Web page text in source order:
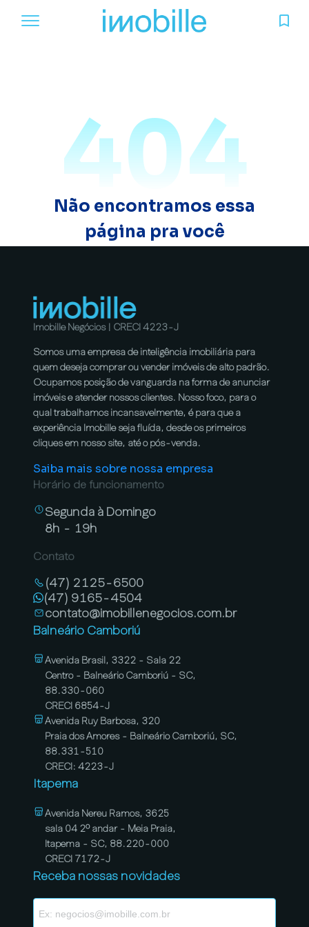
404
Não encontramos essa
página pra você
Imobille Negócios | CRECI 4223-J
Somos uma empresa de inteligência imobiliária para
quem deseja comprar ou vender imóveis de alto padrão.
Ocupamos posição de vanguarda na forma de anunciar
imóveis e atender nossos clientes. Nosso foco, para o
qual trabalhamos incansavelmente, é para que a
experiência Imobille seja fluída, desde os primeiros
cliques em nosso site, até o pós-venda.
Saiba mais sobre nossa empresa
Horário de funcionamento
Segunda à Domingo
8h - 19h
Contato
(47) 2125-6500
(47) 9165-4504
contato@imobillenegocios.com.br
Balneário Camboriú
Avenida Brasil, 3322 - Sala 22
Centro - Balneário Camboriú - SC,
88.330-060
CRECI 6854-J
Avenida Ruy Barbosa, 320
Praia dos Amores - Balneário Camboriú, SC,
88.331-510
CRECI: 4223-J
Itapema
Avenida Nereu Ramos, 3625
sala 04 2º andar - Meia Praia,
Itapema - SC, 88.220-000
CRECI 7172-J
Receba nossas novidades